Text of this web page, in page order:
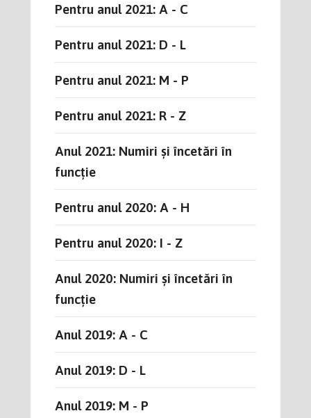
Pentru anul 2021: A - C
Pentru anul 2021: D - L
Pentru anul 2021: M - P
Pentru anul 2021: R - Z
Anul 2021: Numiri și încetări în
funcție
Pentru anul 2020: A - H
Pentru anul 2020: I - Z
Anul 2020: Numiri și încetări în
funcție
Anul 2019: A - C
Anul 2019: D - L
Anul 2019: M - P